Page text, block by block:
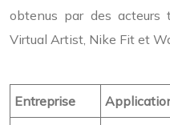
obtenus par des acteurs
Virtual Artist, Nike Fit et
Entreprise